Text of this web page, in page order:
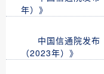
年）》
中国信通院发
（2023年）》